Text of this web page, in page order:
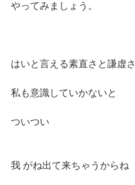
やってみましょう。
はいと言える素直さと謙虚さ
私も意識していかないと
ついつい
我 がね出て来ちゃうからね